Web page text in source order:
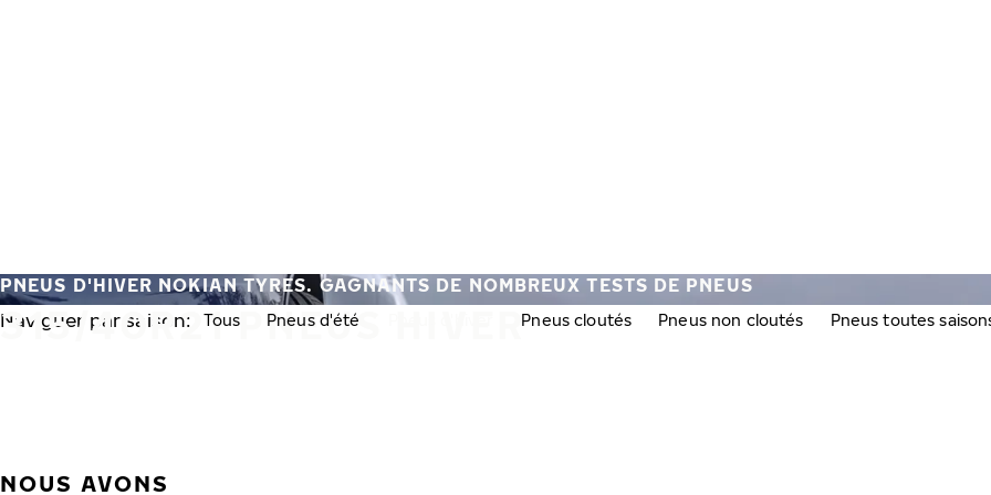
315/40R21 PNEUS HIVER
PNEUS D'HIVER NOKIAN TYRES. GAGNANTS DE NOMBREUX TESTS DE PNEUS
Naviguer par saison: Tous Pneus d'été Pneus cloutés Pneus non cloutés Pneus toutes
NOUS AVONS